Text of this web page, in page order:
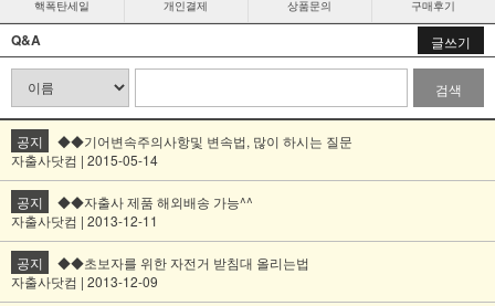
핵폭탄세일 개인결제 상품문의 구매후기
Q&A 글쓰기
검색
공지
◆◆기어변속주의사항및 변속법, 많이 하시는 질문
자출사닷컴 | 2015-05-14
공지
◆◆자출사 제품 해외배송 가능^^
자출사닷컴 | 2013-12-11
공지
◆◆초보자를 위한 자전거 받침대 올리는법
자출사닷컴 | 2013-12-09